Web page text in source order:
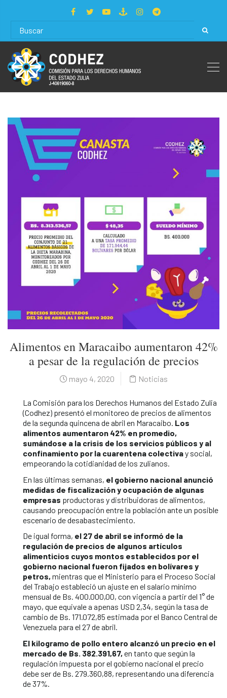
Alimentos en Maracaibo aumentaron 42%
a pesar de la regulación de precios
mayo 4, 2020 Noticias
La Comisión para los Derechos Humanos del Estado Zulia
(Codhez) presentó el monitoreo de precios de alimentos
de la segunda quincena de abril en Maracaibo. Los
alimentos aumentaron 42% en promedio,
sumándose a la crisis de los servicios públicos y al
confinamiento por la cuarentena colectivay social,
empeorando la cotidianidad de los zulianos.
En las últimas semanas, el gobierno nacional anunció
medidas de fiscalización y ocupación de algunas
empresas productoras y distribuidoras de alimentos,
causando preocupación entre la población ante un posible
escenario de desabastecimiento.
De igual forma, el 27 de abril se informó de la
regulación de precios de algunos artículos
alimenticios cuyos montos establecidos por el
gobierno nacional fueron fijados en bolívares y
petros, mientras que el Ministerio para el Proceso Social
del Trabajo estableció un ajuste en el salario mínimo
mensual de Bs. 400.000,00, con vigencia a partir del 1° de
mayo, que equivale a apenas USD 2,34, según la tasa de
cambio de Bs. 171.072,85 estimada por el Banco Central de
Venezuela para el 27 de abril.
El kilogramo de pollo entero alcanzó un precio en el
mercado de Bs. 382.391,67, en tanto que según la
regulación impuesta por el gobierno nacional el precio
debe ser de Bs. 279.360,88, representando una diferencia
de 37%.